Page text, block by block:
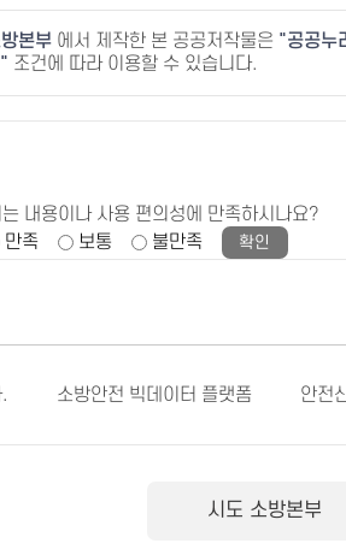
본부 에서 제작한 본 공공저작물은
공공누
조건에 따라 이용할 수 있습니다.
내용이나 사용 편의성에 만족하시나요?
만족
보통 불만족
소방안전 빅데이터 플랫폼 안전
시도 소방본부